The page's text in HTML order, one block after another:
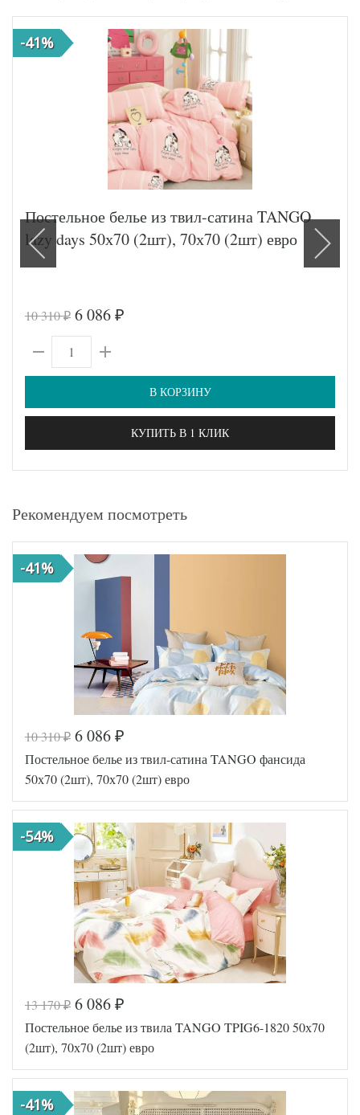
-41%
Постельное белье из твил-сатина TANGO
lazy days 50х70 (2шт), 70х70 (2шт) евро
10 310₽ 6 086 ₽
В КОРЗИНУ
КУПИТЬ В 1 КЛИК
Рекомендуем посмотреть
-41%
Код товара
577-769
Артикул
TT1230
47
Ткань
Твил
Размер
пододеяльника 200х220
Размер
230х250
10 310₽ 6 086 ₽
Постельное белье из твил-сатина TANGO фансида
50х70 (2шт), 70х70 (2шт) евро
-54%
13 170₽ 6 086 ₽
Постельное белье из твила TANGO TPIG6-1820 50х70
(2шт), 70х70 (2шт) евро
-41%